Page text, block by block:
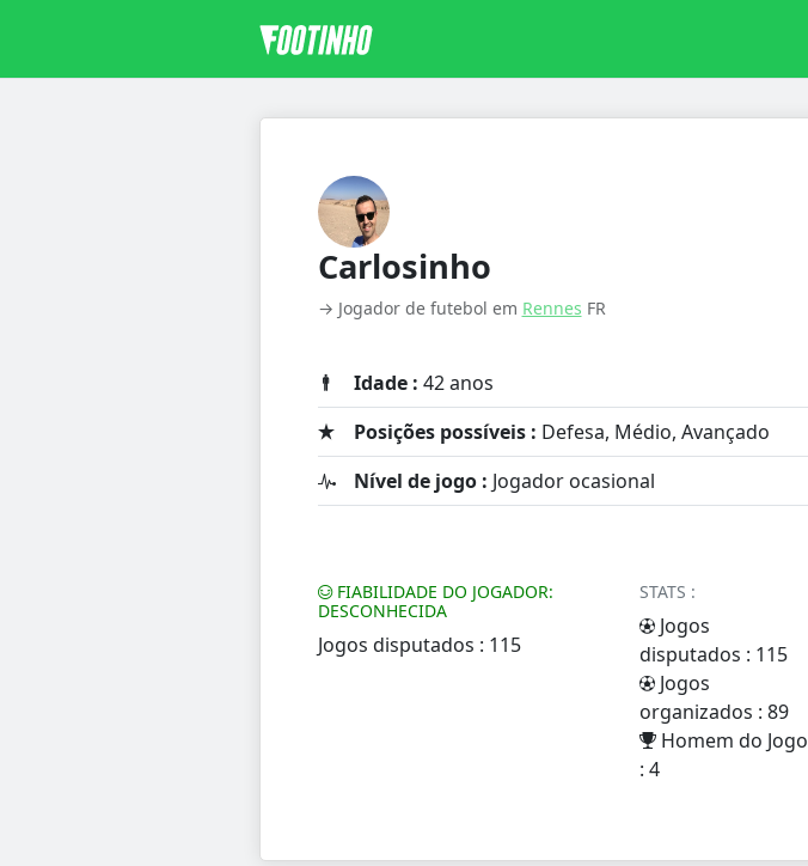
Carlosinho
→ Jogador de futebol em Rennes FR
Idade : 42 anos
Posições possíveis : Defesa, Médio, Avançado
Nível de jogo : Jogador ocasional
FIABILIDADE DO JOGADOR:
DESCONHECIDA
Jogos disputados : 115
STATS :
Jogos
disputados : 115
Jogos
organizados : 89
Homem do Jogo
: 4